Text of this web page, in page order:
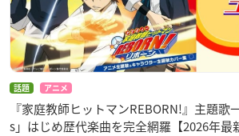
話題 アニメ
『家庭教師ヒットマンREBORN!』主題
s」はじめ歴代楽曲を完全網羅【2026年最